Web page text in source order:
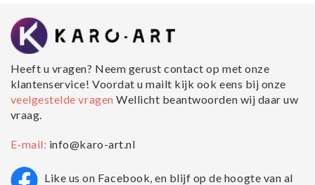
Heeft u vragen? Neem gerust contact op met onze
klantenservice! Voordat u mailt kijk ook eens bij onze
veelgestelde vragenWellicht beantwoorden wij daar uw
vraag.
E-mail: info@karo-art.nl
Like us on Facebook, en blijf op de hoogte van al